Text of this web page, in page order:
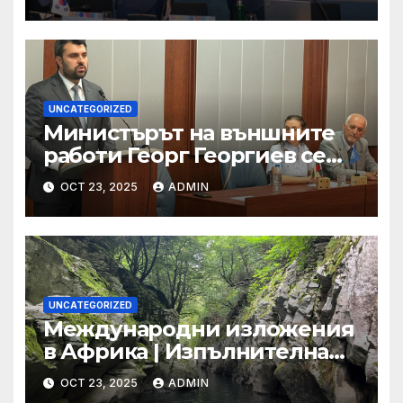
полезни за обществото
UNCATEGORIZED
Министърът на външните
работи Георг Георгиев се
срещна с младежи по
повод 80-годишнината от
подписването на Устава на
ООН
OCT 23, 2025 ADMIN
UNCATEGORIZED
Международни изложения
в Африка | Изпълнителна
агенция за насърчаване на
малките и средните
OCT 23, 2025 ADMIN